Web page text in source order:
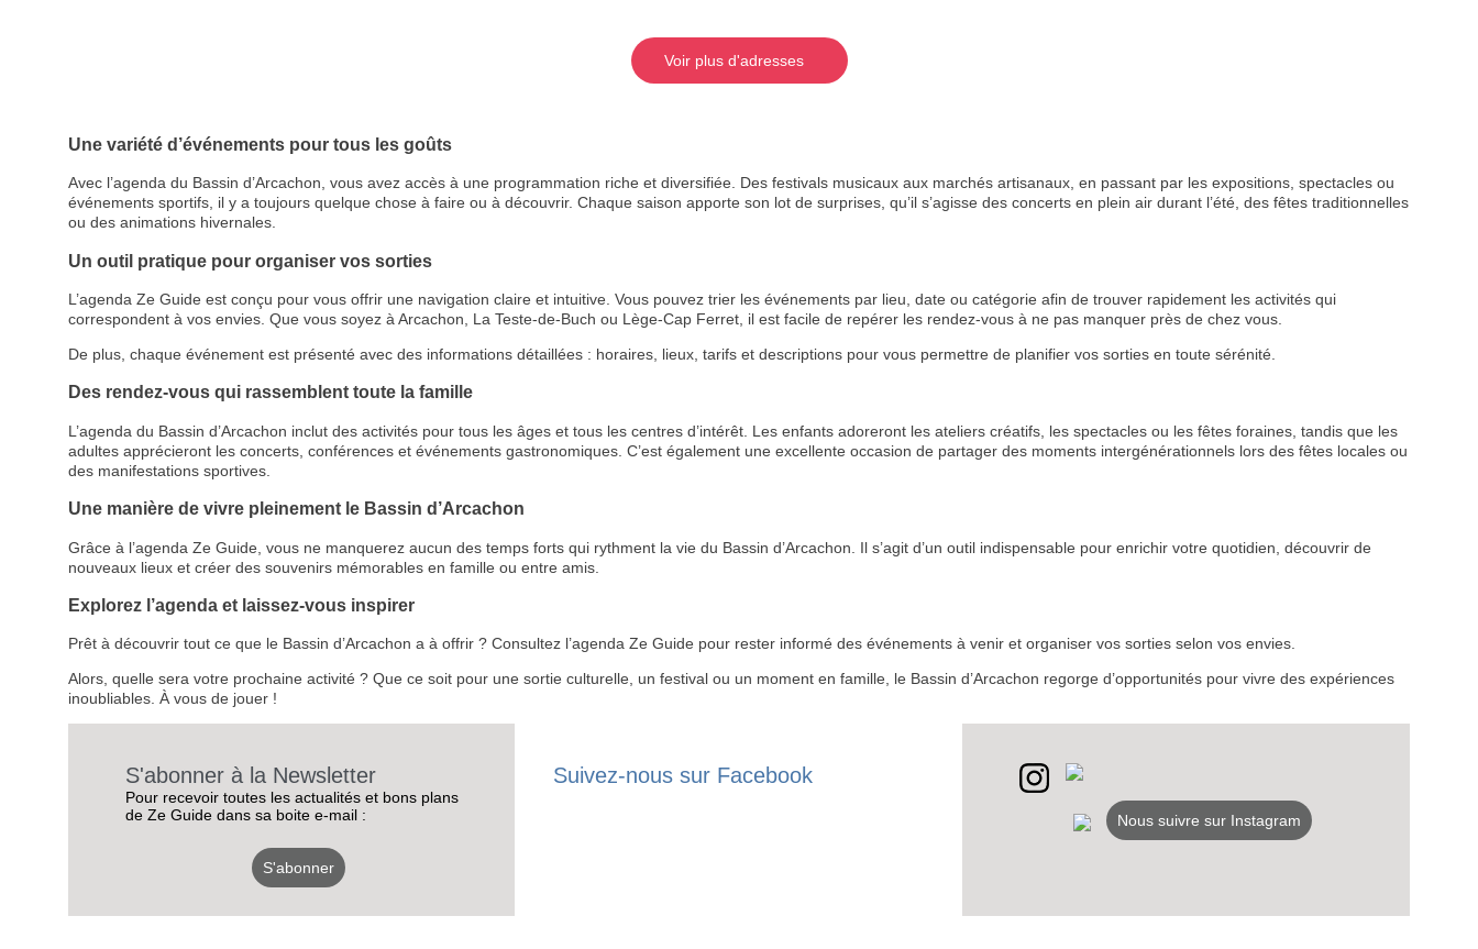
LES
BONS PLANS
INSCRIPTION NEWSLETTER
S'ABONNER
Voir plus d'adresses
Une variété d’événements pour tous les goûts
Avec l’agenda du Bassin d’Arcachon, vous avez accès à une programmation riche et diversifiée. Des festivals musicaux aux marchés artisanaux, en passant par les expositions, spectacles ou
événements sportifs, il y a toujours quelque chose à faire ou à découvrir. Chaque saison apporte son lot de surprises, qu’il s’agisse des concerts en plein air durant l’été, des fêtes traditionnelles
ou des animations hivernales.
Un outil pratique pour organiser vos sorties
L’agenda Ze Guide est conçu pour vous offrir une navigation claire et intuitive. Vous pouvez trier les événements par lieu, date ou catégorie afin de trouver rapidement les activités qui
correspondent à vos envies. Que vous soyez à Arcachon, La Teste-de-Buch ou Lège-Cap Ferret, il est facile de repérer les rendez-vous à ne pas manquer près de chez vous.
De plus, chaque événement est présenté avec des informations détaillées : horaires, lieux, tarifs et descriptions pour vous permettre de planifier vos sorties en toute sérénité.
Des rendez-vous qui rassemblent toute la famille
L’agenda du Bassin d’Arcachon inclut des activités pour tous les âges et tous les centres d’intérêt. Les enfants adoreront les ateliers créatifs, les spectacles ou les fêtes foraines, tandis que les
adultes apprécieront les concerts, conférences et événements gastronomiques. C’est également une excellente occasion de partager des moments intergénérationnels lors des fêtes locales ou
des manifestations sportives.
Une manière de vivre pleinement le Bassin d’Arcachon
Grâce à l’agenda Ze Guide, vous ne manquerez aucun des temps forts qui rythment la vie du Bassin d’Arcachon. Il s’agit d’un outil indispensable pour enrichir votre quotidien, découvrir de
nouveaux lieux et créer des souvenirs mémorables en famille ou entre amis.
Explorez l’agenda et laissez-vous inspirer
Prêt à découvrir tout ce que le Bassin d’Arcachon a à offrir ? Consultez l’agenda Ze Guide pour rester informé des événements à venir et organiser vos sorties selon vos envies.
Alors, quelle sera votre prochaine activité ? Que ce soit pour une sortie culturelle, un festival ou un moment en famille, le Bassin d’Arcachon regorge d’opportunités pour vivre des expériences
inoubliables. À vous de jouer !
S'abonner à la Newsletter
Pour recevoir toutes les actualités et bons plans
de Ze Guide dans sa boite e-mail :
S'abonner
Suivez-nous sur Facebook
Nous suivre sur Instagram